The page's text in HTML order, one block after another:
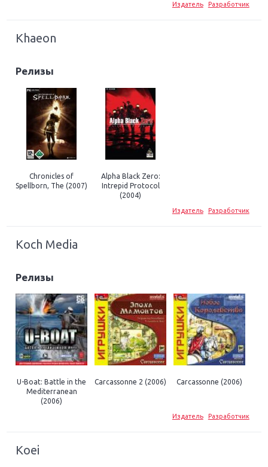
Издатель Разработчик
Khaeon
Релизы
Chronicles of
Spellborn, The (2007)
Alpha Black Zero:
Intrepid Protocol
(2004)
Издатель Разработчик
Koch Media
Релизы
U-Boat: Battle in the
Mediterranean
(2006)
Carcassonne 2 (2006) Carcassonne (2006)
Издатель Разработчик
Koei